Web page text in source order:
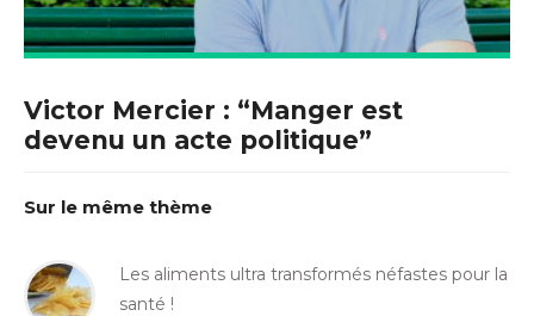
Victor Mercier : “Manger est
devenu un acte politique”
Sur le même thème
Les aliments ultra transformés néfastes pour la
santé !